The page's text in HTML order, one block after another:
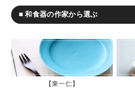
■ 和食器の作家から選ぶ
東一仁